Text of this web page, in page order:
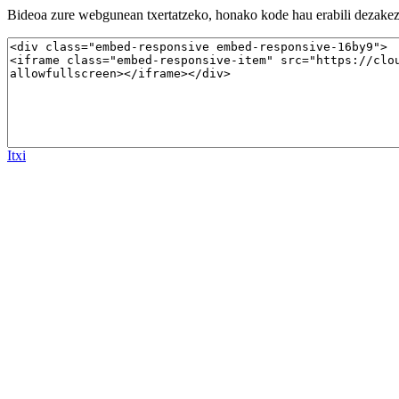
Bideoa zure webgunean txertatzeko, honako kode hau erabili
Itxi